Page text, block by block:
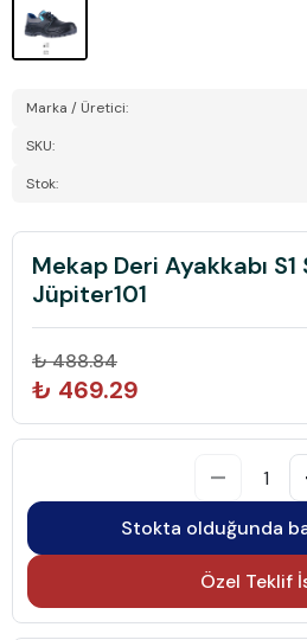
Marka / Üretici:
SKU:
Stok:
Mekap Deri Ayakkabı S1
Jüpiter101
₺ 488.84
₺ 469.29
Stokta olduğunda
Özel Teklif